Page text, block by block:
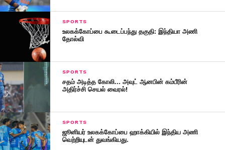
SPORTS
உலகக்கோப்பை கூடைப்பந்து தகுதி: இந்தியா அணி
தோல்வி
SPORTS
சதம் அடித்த கோலி… அவுட் ஆனபின் கம்பீரின்
அதிர்ச்சி செயல் வைரல்!
SPORTS
ஜூனியர் உலகக்கோப்பை ஹாக்கியில் இந்திய அணி
வெற்றியுடன் துவங்கியது.